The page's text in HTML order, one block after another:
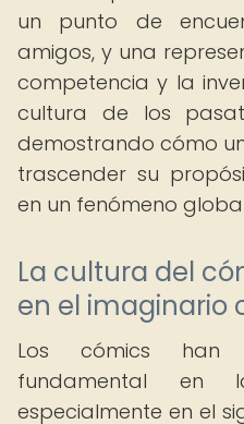
un punto de
amigos, y una
competencia y la
cultura de los
demostrando cómo
trascender su
en un fenómeno
La cultura del
en el imaginario
Los cómics han
fundamental en
especialmente en el